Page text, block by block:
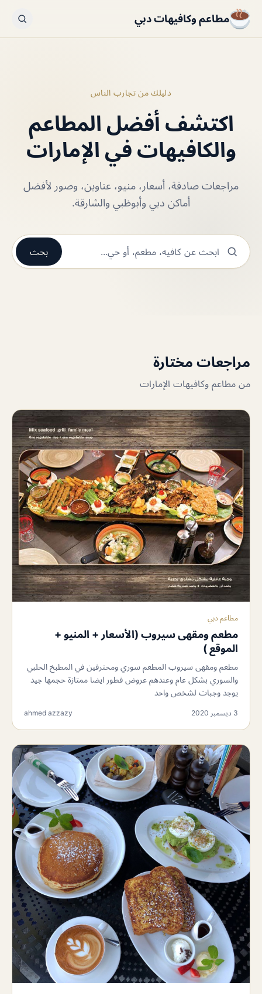
مطاعم وكافيهات دبي
دليلك من تجارب الناس
اكتشف أفضل المطاعم
والكافيهات في الإمارات
مراجعات صادقة، أسعار، منيو، عناوين، وصور لأفضل
أماكن دبي وأبوظبي والشارقة.
بحث
مراجعات مختارة
من مطاعم وكافيهات الإمارات
مطاعم دبي
مطعم ومقهى سيروب (الأسعار + المنيو +
الموقع )
مطعم ومقهى سيروب المطعم سوري ومحترفين في المطبخ الحلبي
والسوري بشكل عام وعندهم عروض فطور ايضا ممتازة حجمها جيد
يوجد وجبات لشخص واحد
3 ديسمبر 2020 ahmed azzazy